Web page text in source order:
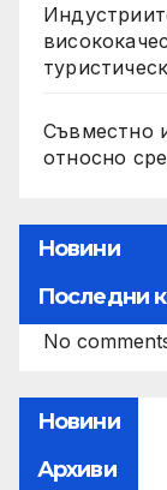
Съвместно
относно
Новини
Последни
No
Новини
Архиви